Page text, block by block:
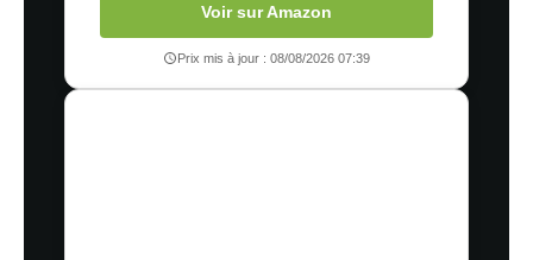
Voir sur Amazon
Prix mis à jour : 08/08/2026 07:39